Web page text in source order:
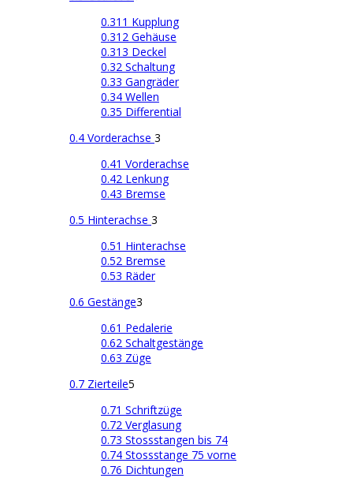
0.311 Kupplung
0.312 Gehäuse
0.313 Deckel
0.32 Schaltung
0.33 Gangräder
0.34 Wellen
0.35 Differential
0.4 Vorderachse 3
0.41 Vorderachse
0.42 Lenkung
0.43 Bremse
0.5 Hinterachse 3
0.51 Hinterachse
0.52 Bremse
0.53 Räder
0.6 Gestänge3
0.61 Pedalerie
0.62 Schaltgestänge
0.63 Züge
0.7 Zierteile5
0.71 Schriftzüge
0.72 Verglasung
0.73 Stossstangen bis 74
0.74 Stossstange 75 vorne
0.76 Dichtungen